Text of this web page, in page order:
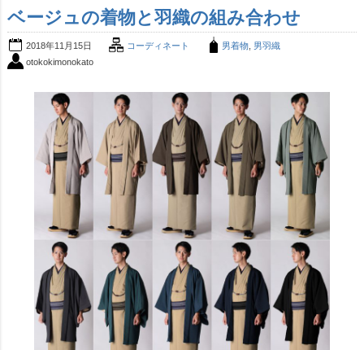
ベージュの着物と羽織の組み合わせ
2018年11月15日 コーディネート 男着物, 男羽織
otokokimonokato